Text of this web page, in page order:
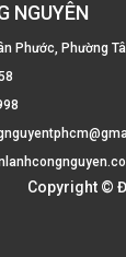
NGUYÊN
Phước, Phường
Copyright ©